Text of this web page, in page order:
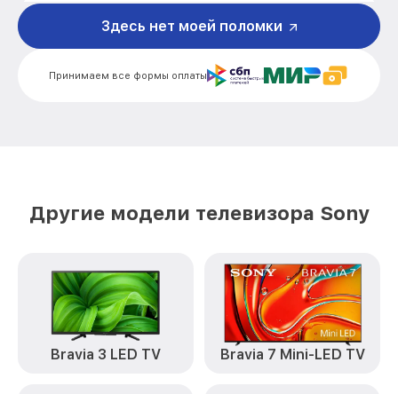
49WF804 Sony
Sony
от 1600₽
Прошивка / разблокировка KDL-
49WF804 Sony
Замена контроллера питания
(мультиконтроллера) KDL-49WF804
Sony
от 2100₽
Принимаем все формы оплаты
Здесь нет моей поломки
Другие модели телевизора Sony
Bravia 3 LED TV Bravia 7 Mini-LED TV